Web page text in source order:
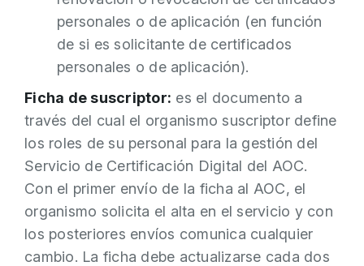
personales o de aplicación (en función
de si es solicitante de certificados
personales o de aplicación).
Ficha de suscriptor: es el documento a
través del cual el organismo suscriptor define
los roles de su personal para la gestión del
Servicio de Certificación Digital del AOC.
Con el primer envío de la ficha al AOC, el
organismo solicita el alta en el servicio y con
los posteriores envíos comunica cualquier
cambio. La ficha debe actualizarse cada dos